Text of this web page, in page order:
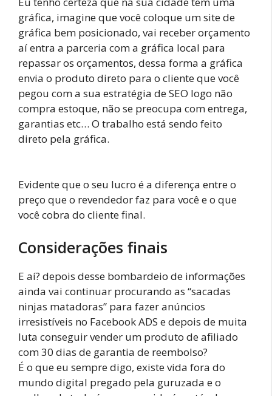
gráfica, imagine que você coloque um site de
gráfica bem posicionado, vai receber orçamento
aí entra a parceria com a gráfica local para
repassar os orçamentos, dessa forma a gráfica
envia o produto direto para o cliente que você
pegou com a sua estratégia de SEO logo não
compra estoque, não se preocupa com entrega,
garantias etc… O trabalho está sendo feito
direto pela gráfica.
Evidente que o seu lucro é a diferença entre o
preço que o revendedor faz para você e o que
você cobra do cliente final.
Considerações finais
E aí? depois desse bombardeio de informações
ainda vai continuar procurando as “sacadas
ninjas matadoras” para fazer anúncios
irresistíveis no Facebook ADS e depois de muita
luta conseguir vender um produto de afiliado
com 30 dias de garantia de reembolso?
É o que eu sempre digo, existe vida fora do
mundo digital pregado pela guruzada e o